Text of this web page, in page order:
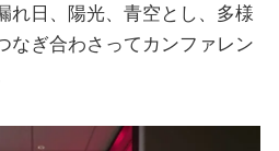
れ日、陽光、青空とし、多様
なぎ合わさってカンファレン